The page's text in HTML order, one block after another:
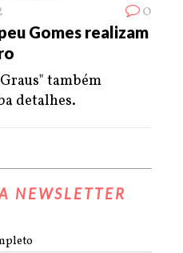
0
Gomes realizam
também
detalhes.
NEWSLETTER